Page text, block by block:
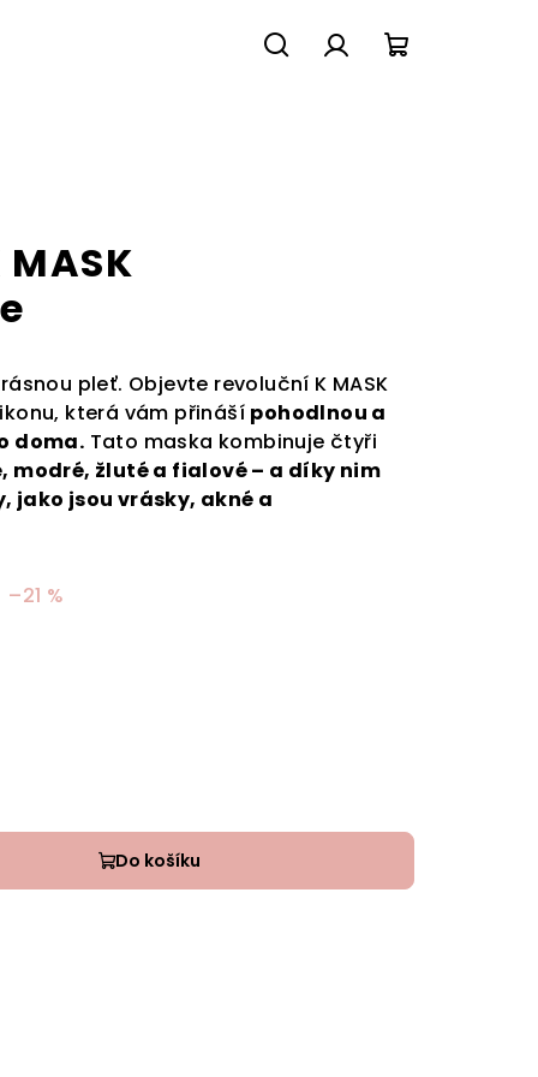
pleť. Objevte revoluční K MASK
která vám přináší pohodlnou a
doma. Tato maska kombinuje čtyři
modré, žluté a fialové – a díky nim
jako jsou vrásky, akné a
–21 %
Do košíku